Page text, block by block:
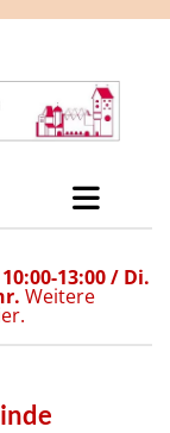
13:00 / Di.
Weitere